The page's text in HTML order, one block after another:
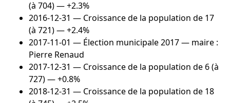
(à 704) — +2.3%
2016-12-31 — Croissance de la population de 17
(à 721) — +2.4%
2017-11-01 — Élection municipale 2017 — maire :
Pierre Renaud
2017-12-31 — Croissance de la population de 6 (à
727) — +0.8%
2018-12-31 — Croissance de la population de 18